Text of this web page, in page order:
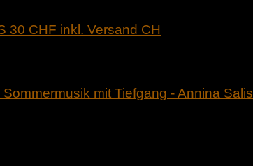
30 CHF inkl. Versand CH
mit Tiefgang - Annina Salis